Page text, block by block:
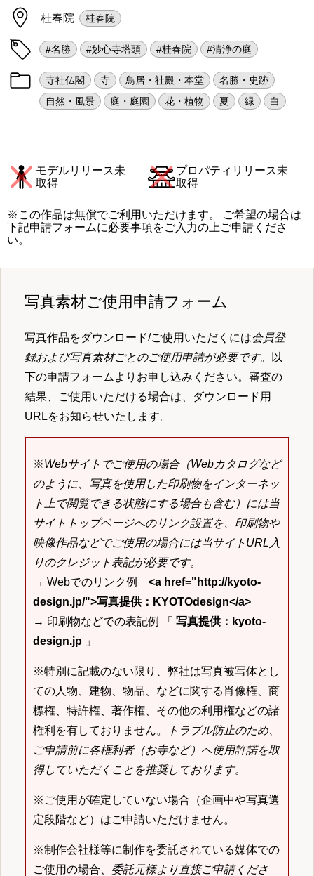
桂春院 桂春院
#名勝 #妙心寺塔頭 #桂春院 #清浄の庭
寺社仏閣 寺 鳥居・社殿・本堂
名勝・史跡
自然・風景
庭・庭園 花・植物 夏 緑 白
モデルリリース未
取得
プロパティリリース未
取得
※この作品は無償でご利用いただけます。 ご希望の場合は
下記申請フォームに必要事項をご入力の上ご申請くださ
い。
写真素材ご使用申請フォーム
写真作品をダウンロード/ご使用いただくには会員登
録および写真素材ごとのご使用申請が必要です。以
下の申請フォームよりお申し込みください。審査の
結果、ご使用いただける場合は、ダウンロード用
URLをお知らせいたします。
※Webサイトでご使用の場合（Webカタログなど
のように、写真を使用した印刷物をインターネッ
ト上で閲覧できる状態にする場合も含む）には当
サイトトップページへのリンク設置を、印刷物や
映像作品などでご使用の場合には当サイトURL入
りのクレジット表記が必要です。
→ Webでのリンク例 <a href="http://kyoto-
design.jp/">写真提供：KYOTOdesign</a>
→ 印刷物などでの表記例 「 写真提供：kyoto-
design.jp 」
※特別に記載のない限り、弊社は写真被写体とし
ての人物、建物、物品、などに関する肖像権、商
標権、特許権、著作権、その他の利用権などの諸
権利を有しておりません。
トラブル防止のため、
ご申請前に各権利者（お寺など）へ使用許諾を取
得していただくことを推奨しております。
※ご使用が確定していない場合（企画中や写真選
定段階など）はご申請いただけません。
※制作会社様等に制作を委託されている媒体での
ご使用の場合、 委託元様より直接ご申請くださ